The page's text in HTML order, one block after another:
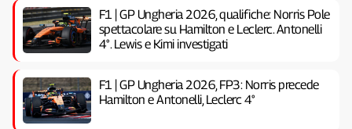
F1 | GP Ungheria 2026, qualifiche: Norris Pole
spettacolare su Hamilton e Leclerc. Antonelli
4°. Lewis e Kimi investigati
F1 | GP Ungheria 2026, FP3: Norris precede
Hamilton e Antonelli, Leclerc 4°